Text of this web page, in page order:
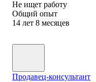
Не ищет работу
Общий опыт
14 лет 8 месяцев
Продавец-консультант